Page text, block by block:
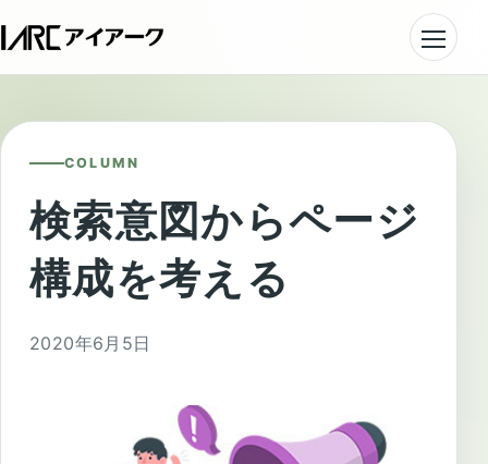
COLUMN
検索意図からページ
構成を考える
2020年6月5日